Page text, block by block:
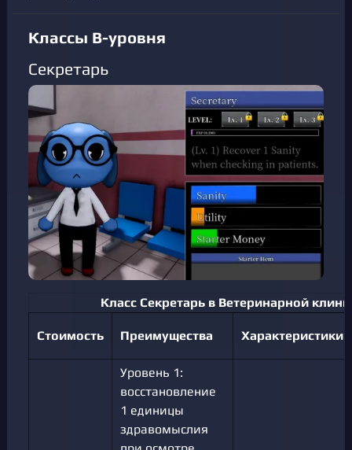
Классы В-уровня
Секретарь
Класс Секретарь в Ветеринарной
Стоимость Преимущества Характеристики
Уровень 1:
восстановление
1 единицы
здравомыслия